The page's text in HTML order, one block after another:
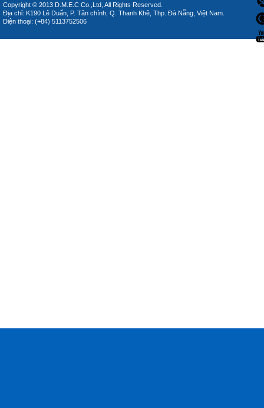
Copyright © 2013 D.M.E.C Co.,Ltd, All Rights Reserved.
Địa chỉ: K190 Lê Duẩn, P. Tân chính, Q. Thanh Khê, Thp. Đà Nẵng, Việt Nam.
Điện thoại: (+84) 5113752506